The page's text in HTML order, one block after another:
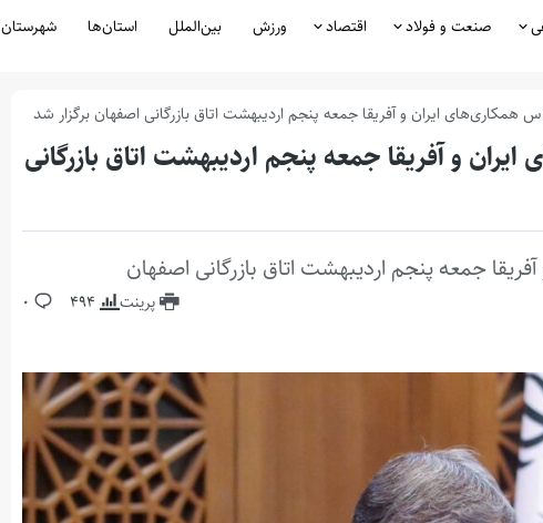
صنعت و فولاد اقتصاد ورزش بین‌الملل استان‌ها شهرستان
ایران و آفریقا جمعه پنجم اردیبهشت اتاق بازرگانی اصفهان برگزار شد
و آفریقا جمعه پنجم اردیبهشت اتاق بازرگانی
جمعه پنجم اردیبهشت اتاق بازرگانی اصفهان
پرینت 494
0